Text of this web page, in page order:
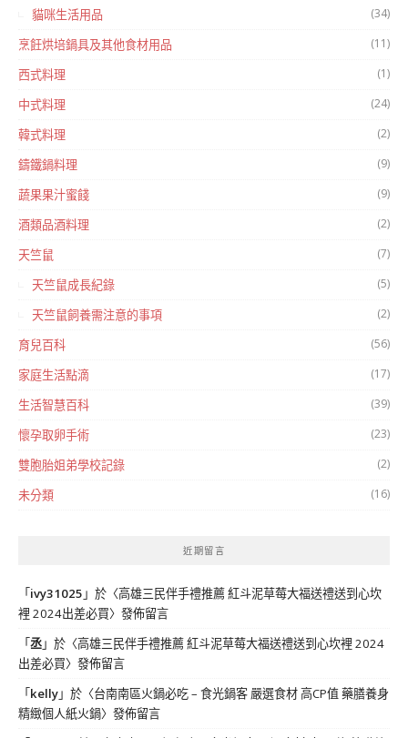
貓咪生活用品 (34)
烹飪烘培鍋具及其他食材用品 (11)
西式料理 (1)
中式料理 (24)
韓式料理 (2)
鑄鐵鍋料理 (9)
蔬果果汁蜜餞 (9)
酒類品酒料理 (2)
天竺鼠 (7)
天竺鼠成長紀錄 (5)
天竺鼠飼養需注意的事項 (2)
育兒百科 (56)
家庭生活點滴 (17)
生活智慧百科 (39)
懷孕取卵手術 (23)
雙胞胎姐弟學校記錄 (2)
未分類 (16)
近期留言
「ivy31025 」於〈高雄三民伴手禮推薦 紅斗泥草莓大福送禮送到心坎
裡 2024出差必買〉發佈留言
「丞」於〈高雄三民伴手禮推薦 紅斗泥草莓大福送禮送到心坎裡 2024
出差必買〉發佈留言
「kelly」於〈台南南區火鍋必吃 – 食光鍋客 嚴選食材 高CP值 藥膳養身
精緻個人紙火鍋〉發佈留言